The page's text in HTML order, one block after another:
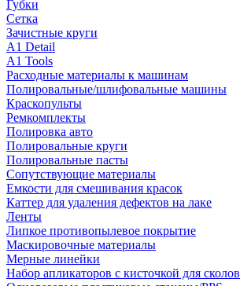
Губки
Сетка
Зачистные круги
A1 Detail
A1 Tools
Расходные материалы к машинам
Полировальные/шлифовальные машины
Краскопульты
Ремкомплекты
Полировка авто
Полировальные круги
Полировальные пасты
Сопутствующие материалы
Емкости для смешивания красок
Каттер для удаления дефектов на лаке
Ленты
Липкое противопылевое покрытие
Маскировочные материалы
Мерные линейки
Набор апликаторов с кисточкой для сколов